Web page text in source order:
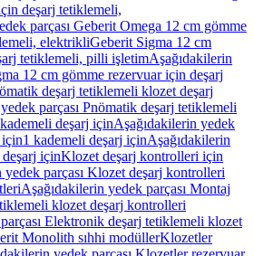
deşarj tetiklemeli,
parçası Geberit Omega 12 cm gömme
elektrikliGeberit Sigma 12 cm
tetiklemeli, pilli işletimAşağıdakilerin
12 cm gömme rezervuar için deşarj
deşarj tetiklemeli klozet deşarj
parçası Pnömatik deşarj tetiklemeli
deşarj içinAşağıdakilerin yedek
için1 kademeli deşarj içinAşağıdakilerin
deşarj içinKlozet deşarj kontrolleri için
yedek parçası Klozet deşarj kontrolleri
Aşağıdakilerin yedek parçası Montaj
klozet deşarj kontrolleri
Elektronik deşarj tetiklemeli klozet
Monolith sıhhi modüllerKlozetler